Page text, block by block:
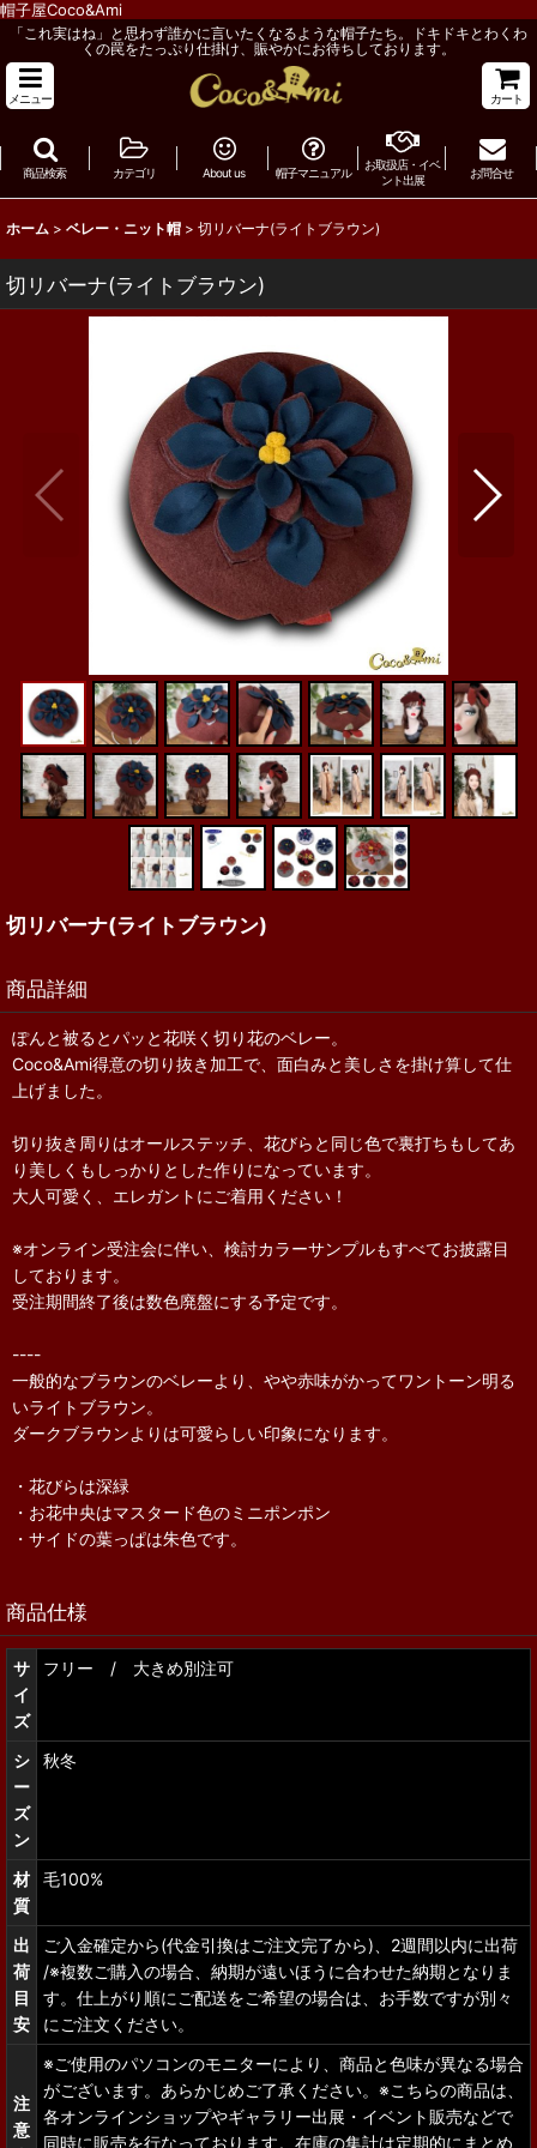
帽子屋Coco&Ami
「これ実はね」と思わず誰かに言いたくなるような帽子たち。ドキドキとわくわ
くの罠をたっぷり仕掛け、賑やかにお待ちしております。
メニュー カート
商品検索 カテゴリ About us 帽子マニュアル
お取扱店・イベ
ント出展
お問合せ
ホーム > ベレー・ニット帽 > 切リバーナ(ライトブラウン)
切リバーナ(ライトブラウン)
切リバーナ(ライトブラウン)
商品詳細
ぽんと被るとパッと花咲く切り花のベレー。
Coco&Ami得意の切り抜き加工で、面白みと美しさを掛け算して仕
上げました。
切り抜き周りはオールステッチ、花びらと同じ色で裏打ちもしてあ
り美しくもしっかりとした作りになっています。
大人可愛く、エレガントにご着用ください！
※オンライン受注会に伴い、検討カラーサンプルもすべてお披露目
しております。
受注期間終了後は数色廃盤にする予定です。
----
一般的なブラウンのベレーより、やや赤味がかってワントーン明る
いライトブラウン。
ダークブラウンよりは可愛らしい印象になります。
・花びらは深緑
・お花中央はマスタード色のミニポンポン
・サイドの葉っぱは朱色です。
商品仕様
サ
イ
ズ
フリー / 大きめ別注可
シ
ー
ズ
ン
秋冬
材
質
毛100%
出
荷
目
安
ご入金確定から(代金引換はご注文完了から)、2週間以内に出荷
/※複数ご購入の場合、納期が遠いほうに合わせた納期となりま
す。仕上がり順にご配送をご希望の場合は、お手数ですが別々
にご注文ください。
注
意
※ご使用のパソコンのモニターにより、商品と色味が異なる場合
がございます。あらかじめご了承ください。※こちらの商品は、
各オンラインショップやギャラリー出展・イベント販売などで
同時に販売を行なっております。在庫の集計は定期的にまとめ